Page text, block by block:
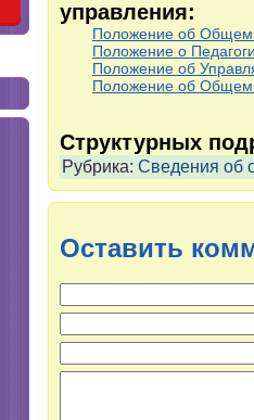
управления:
Положение об Общем
Положение о
Положение об
Положение об Общем
Структурных
Рубрика: Сведения об
Оставить